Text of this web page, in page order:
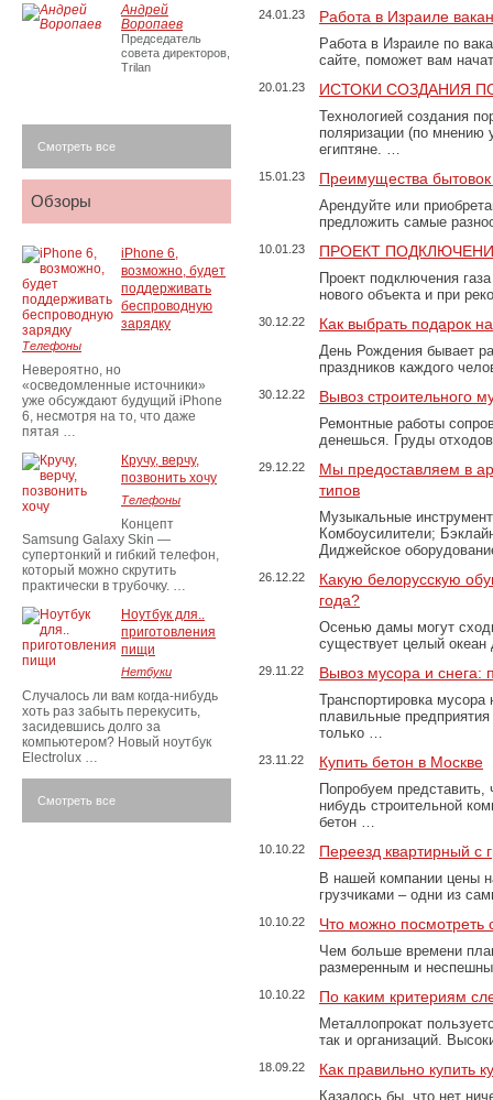
24.01.23 Работа в Израиле
Работа в Израиле по
сайте, поможет вам
20.01.23 ИСТОКИ СОЗДАНИЯ
Технологией создания
поляризации (по
египтяне. …
15.01.23 Преимущества
Арендуйте или
предложить самые
10.01.23 ПРОЕКТ
Проект подключения
нового объекта и при
30.12.22 Как выбрать подарок
День Рождения бывает
праздников каждого
30.12.22 Вывоз строительного
Ремонтные работы
денешься. Груды
29.12.22
Мы предоставляем в
типов
Музыкальные
Комбоусилители;
Диджейское
26.12.22
Какую белорусскую
года?
Осенью дамы могут
существует целый
29.11.22 Вывоз мусора и
Транспортировка
плавильные
только …
23.11.22 Купить бетон в Москве
Попробуем представить,
нибудь строительной
бетон …
10.10.22 Переезд квартирный с
В нашей компании цены
грузчиками – одни из
10.10.22 Что можно посмотреть
Чем больше времени
размеренным и
10.10.22 По каким критериям
Металлопрокат
так и организаций.
18.09.22 Как правильно купить
Казалось бы, что нет
Андрей
Воропаев
Председатель
совета директоров,
Trilan
Смотреть все
Обзоры
iPhone 6,
возможно, будет
поддерживать
беспроводную
зарядку
Телефоны
Невероятно, но
«осведомленные источники»
уже обсуждают будущий iPhone
6, несмотря на то, что даже
пятая …
Кручу, верчу,
позвонить хочу
Телефоны
Концепт
Samsung Galaxy Skin —
супертонкий и гибкий телефон,
который можно скрутить
практически в трубочку. …
Ноутбук для..
приготовления
пищи
Нетбуки
Случалось ли вам когда-нибудь
хоть раз забыть перекусить,
засидевшись долго за
компьютером? Новый ноутбук
Electrolux …
Смотреть все